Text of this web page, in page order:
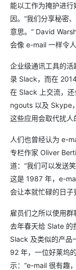
能以工作为掩护进
因。“我们分享秘密
意思。” David
会像 e-mail 一样令人
企业级通讯工具的
录 Slack，而在
在 Slack 上交流，
ngouts 以及 Skype
这些应用会取代扰人
人们也曾经认为 e-
专栏作家 Oliver
道：“我们可以发送
这是 1987 年，e-
会让本就忙碌的日子
雇员们之所以使用
去年春天给 Slate 的
Slack 及类似的产品
92 年，一位好莱坞
示：“e-mail 很有趣